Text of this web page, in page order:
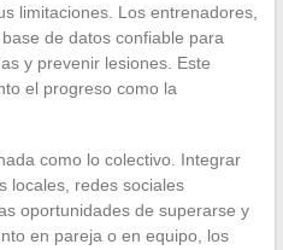
limitaciones. Los entrenadores,
de datos confiable para
y prevenir lesiones. Este
el progreso como la
como lo colectivo. Integrar
locales, redes sociales
oportunidades de superarse y
en pareja o en equipo, los